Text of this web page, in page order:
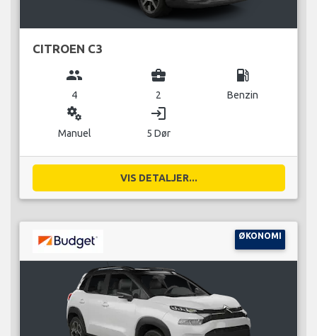
CITROEN C3
group
4
business_center
2
local_gas_station
Benzin
miscellaneous_services
Manuel
login
5 Dør
VIS DETALJER...
ØKONOMI